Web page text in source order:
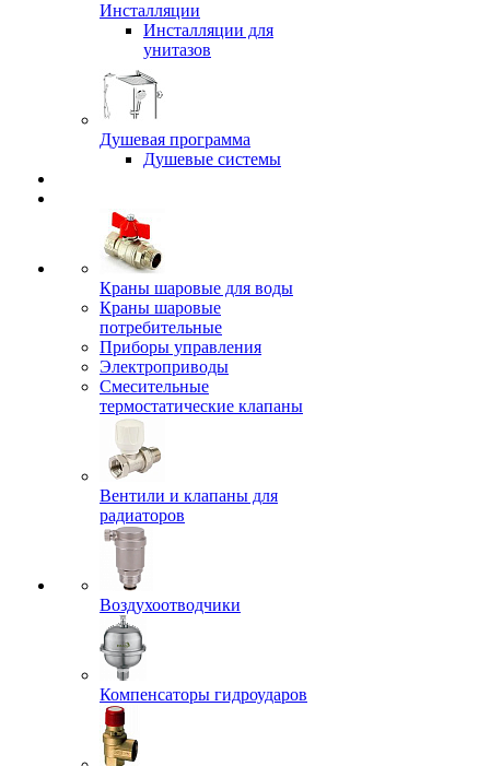
Инсталляции
Инсталляции для
унитазов
Душевая программа
Душевые системы
Краны шаровые для воды
Краны шаровые
потребительные
Приборы управления
Электроприводы
Смесительные
термостатические клапаны
Вентили и клапаны для
радиаторов
Воздухоотводчики
Компенсаторы гидроударов